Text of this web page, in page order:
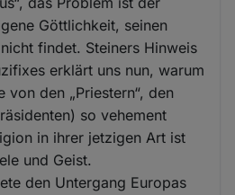
Göttlichkeit, seinen
findet. Steiners Hinweis
erklärt uns nun, warum
von den „Priestern“, den
so vehement
in ihrer jetzigen Art ist
und Geist.
den Untergang Europas